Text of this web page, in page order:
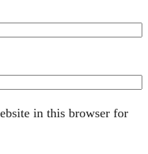
in this browser for